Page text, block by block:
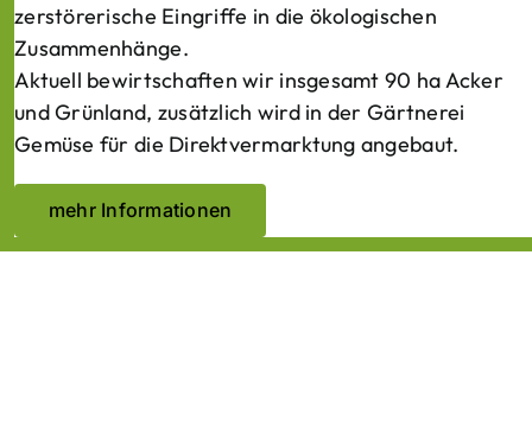
zerstörerische Eingriffe in die ökologischen
Zusammenhänge.
Aktuell bewirtschaften wir insgesamt 90 ha Acker
und Grünland, zusätzlich wird in der Gärtnerei
Gemüse für die Direktvermarktung angebaut.
mehr Informationen